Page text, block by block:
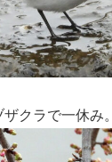
ザクラで一休み。